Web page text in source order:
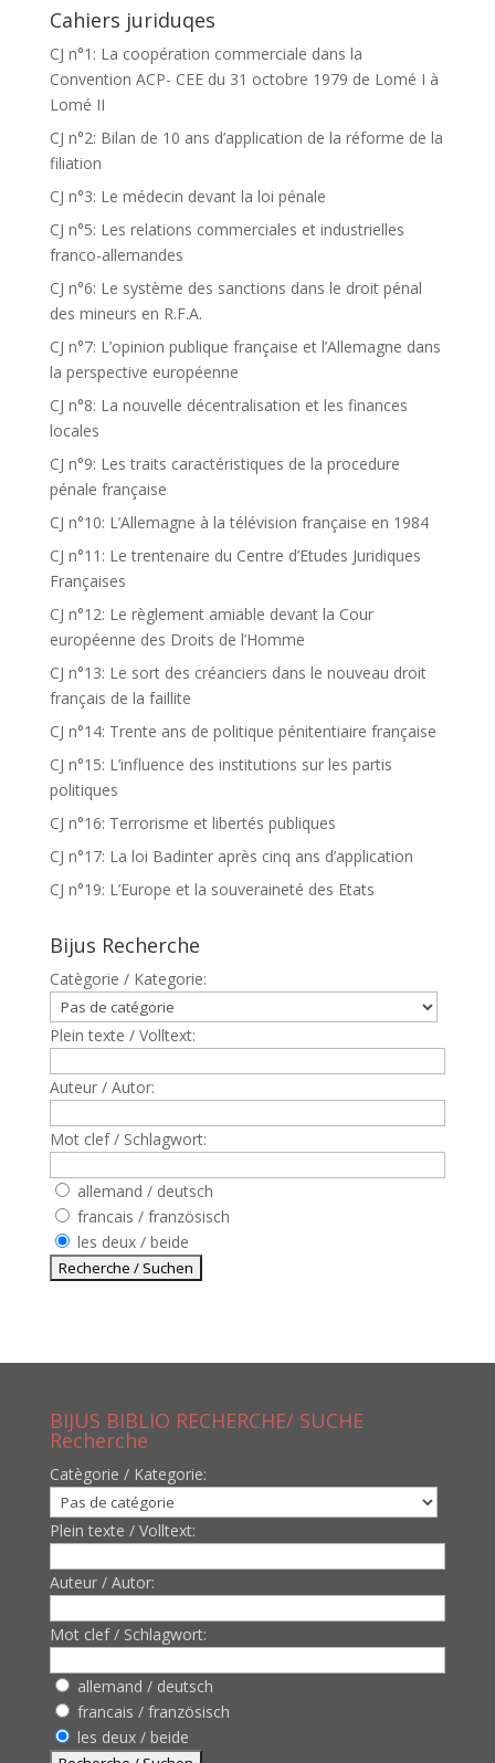
Cahiers juriduqes
CJ n°1: La coopération commerciale dans la
Convention ACP- CEE du 31 octobre 1979 de Lomé I à
Lomé II
CJ n°2: Bilan de 10 ans d’application de la réforme de la
filiation
CJ n°3: Le médecin devant la loi pénale
CJ n°5: Les relations commerciales et industrielles
franco-allemandes
CJ n°6: Le système des sanctions dans le droit pénal
des mineurs en R.F.A.
CJ n°7: L’opinion publique française et l’Allemagne dans
la perspective européenne
CJ n°8: La nouvelle décentralisation et les finances
locales
CJ n°9: Les traits caractéristiques de la procedure
pénale française
CJ n°10: L’Allemagne à la télévision française en 1984
CJ n°11: Le trentenaire du Centre d’Etudes Juridiques
Françaises
CJ n°12: Le règlement amiable devant la Cour
européenne des Droits de l’Homme
CJ n°13: Le sort des créanciers dans le nouveau droit
français de la faillite
CJ n°14: Trente ans de politique pénitentiaire française
CJ n°15: L’influence des institutions sur les partis
politiques
CJ n°16: Terrorisme et libertés publiques
CJ n°17: La loi Badinter après cinq ans d’application
CJ n°19: L’Europe et la souveraineté des Etats
Bijus Recherche
Catègorie / Kategorie:
Plein texte / Volltext:
Auteur / Autor:
Mot clef / Schlagwort:
allemand / deutsch
francais / französisch
les deux / beide
BIJUS BIBLIO RECHERCHE/ SUCHE
Recherche
Catègorie / Kategorie:
Plein texte / Volltext:
Auteur / Autor:
Mot clef / Schlagwort:
allemand / deutsch
francais / französisch
les deux / beide